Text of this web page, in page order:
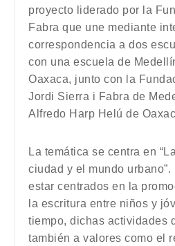
proyecto liderado por la
Fabra que une mediante
correspondencia a dos
con una escuela de
Oaxaca, junto con la
Jordi Sierra i Fabra de
Alfredo Harp Helú de
La temática se centra en
ciudad y el mundo
estar centrados en la
la escritura entre niños y
tiempo, dichas actividades
también a valores como el